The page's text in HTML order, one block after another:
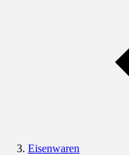
Eisenwaren